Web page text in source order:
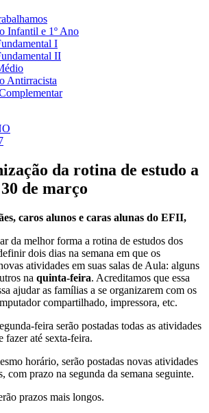
Infantil e 1º Ano
I
II
Antirracista
da rotina de estudo a
de março
caros alunos e caras alunas do EFII,
da melhor forma a rotina de estudos dos
dois dias na semana em que os
atividades em suas salas de Aula: alguns
na quinta-feira. Acreditamos que essa
ajudar as famílias a se organizarem com os
compartilhado, impressora, etc.
feira serão postadas todas as atividades
fazer até sexta-feira.
horário, serão postadas novas atividades
com prazo na segunda da semana seguinte.
prazos mais longos.